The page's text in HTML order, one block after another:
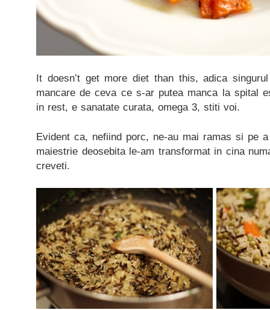
It doesn’t get more diet than this, adica
mancare de ceva ce s-ar putea manca la spital
in rest, e sanatate curata, omega 3, stiti voi.
Evident ca, nefiind porc, ne-au mai ramas si pe
maiestrie deosebita le-am transformat in cina
creveti.